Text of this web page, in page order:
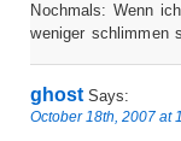
Nochmals: Wenn
weniger schlimmen
ghost Says:
October 18th, 2007 at